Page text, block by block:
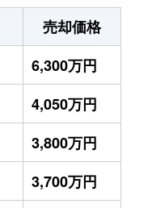
売却価格
6,300万円
4,050万円
3,800万円
3,700万円